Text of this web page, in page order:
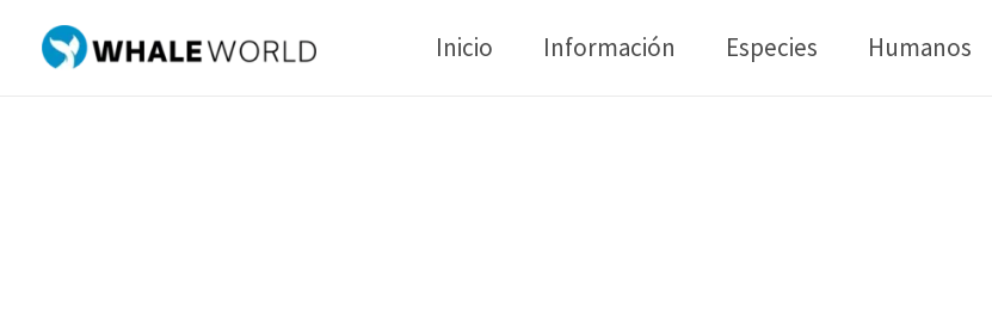
Inicio Información Especies Humanos